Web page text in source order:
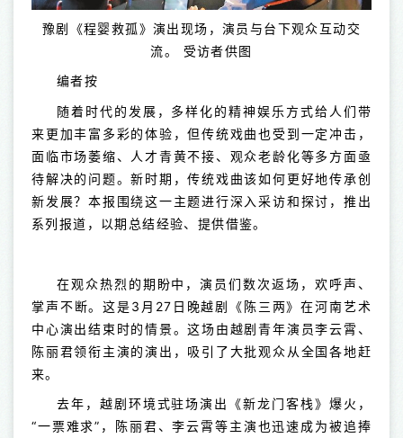
豫剧《程婴救孤》演出现场，演员与台下观众互动交
流。 受访者供图
编者按
随着时代的发展，多样化的精神娱乐方式给人们带
来更加丰富多彩的体验，但传统戏曲也受到一定冲击，
面临市场萎缩、人才青黄不接、观众老龄化等多方面亟
待解决的问题。新时期，传统戏曲该如何更好地传承创
新发展？本报围绕这一主题进行深入采访和探讨，推出
系列报道，以期总结经验、提供借鉴。
在观众热烈的期盼中，演员们数次返场，欢呼声、
掌声不断。这是3月27日晚越剧《陈三两》在河南艺术
中心演出结束时的情景。这场由越剧青年演员李云霄、
陈丽君领衔主演的演出，吸引了大批观众从全国各地赶
来。
去年，越剧环境式驻场演出《新龙门客栈》爆火，
“一票难求”，陈丽君、李云霄等主演也迅速成为被追捧